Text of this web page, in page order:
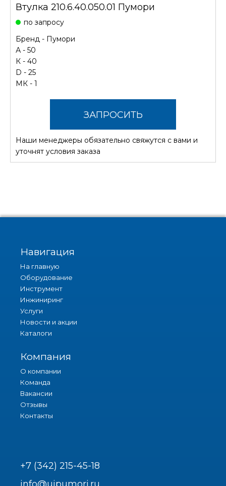
Втулка 210.6.40.050.01 Пумори
по запросу
Бренд - Пумори
А - 50
К - 40
D - 25
МК - 1
ЗАПРОСИТЬ
СТОИМОСТЬ
Наши менеджеры обязательно свяжутся с вами и
уточнят условия заказа
Навигация
На главную
Оборудование
Инструмент
Инжиниринг
Услуги
Новости и акции
Каталоги
Компания
О компании
Команда
Вакансии
Отзывы
Контакты
+7 (342) 215-45-18
info@uipumori.ru